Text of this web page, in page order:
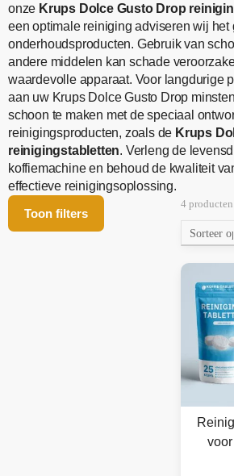
onze Krups Dolce Gusto Drop
een optimale reiniging adviseren wij het
onderhoudsproducten. Gebruik van
andere middelen kan schade
waardevolle apparaat. Voor langdurige
aan uw Krups Dolce Gusto Drop
schoon te maken met de speciaal
reinigingsproducten, zoals de Krups
reinigingstabletten. Verleng de
koffiemachine en behoud de kwaliteit
effectieve reinigingsoplossing.
Toon filters
4 producten